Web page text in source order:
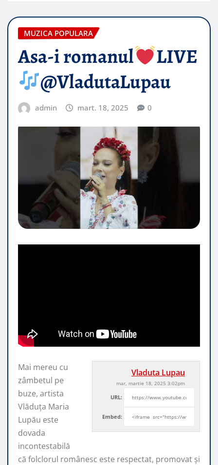
MUZICA POPULARA
Asa-i romanul
LIVE
@VladutaLupau
admin mart. 18, 2025 0
Vladuta Lupau
mar, martie 18, 2025 3:02pm
URL:
Embed:
Mai mereu cu
zâmbetul pe
buze, artista
Vlăduța Maria
Lupău este
dovada
incontestabilă
că folclorul românesc este respectat, promovat şi